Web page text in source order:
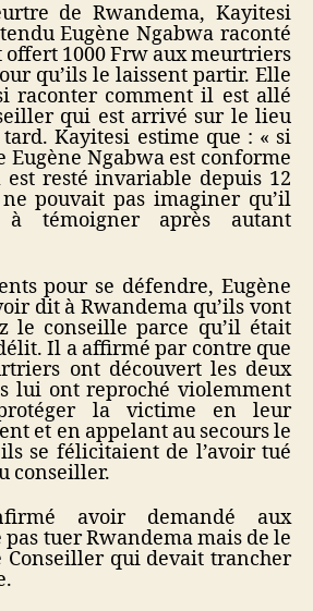
de Rwandema, Kayitesi
Eugène Ngabwa raconté
1000 Frw aux meurtriers
qu’ils le laissent partir. Elle
raconter comment il est allé
qui est arrivé sur le lieu
Kayitesi estime que : « si
Eugène Ngabwa est conforme
resté invariable depuis 12
ne pouvait pas imaginer qu’il
à témoigner après autant
pour se défendre, Eugène
dit à Rwandema qu’ils vont
le conseille parce qu’il était
Il a affirmé par contre que
ont découvert les deux
lui ont reproché violemment
la victime en leur
et en appelant au secours le
se félicitaient de l’avoir tué
conseiller.
avoir demandé aux
tuer Rwandema mais de le
Conseiller qui devait trancher